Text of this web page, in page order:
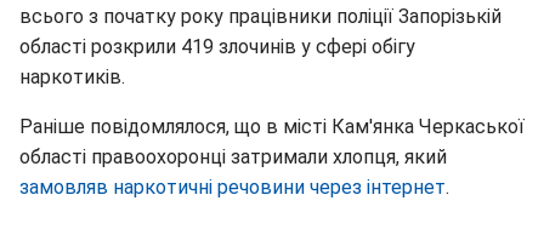
всього з початку року працівники поліції Запорізькій
області розкрили 419 злочинів у сфері обігу
наркотиків.
Раніше повідомлялося, що в місті Кам'янка Черкаської
області правоохоронці затримали хлопця, який
замовляв наркотичні речовини через інтернет.